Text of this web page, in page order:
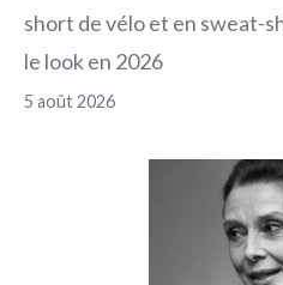
short de vélo et en sweat-
le look en 2026
5 août 2026